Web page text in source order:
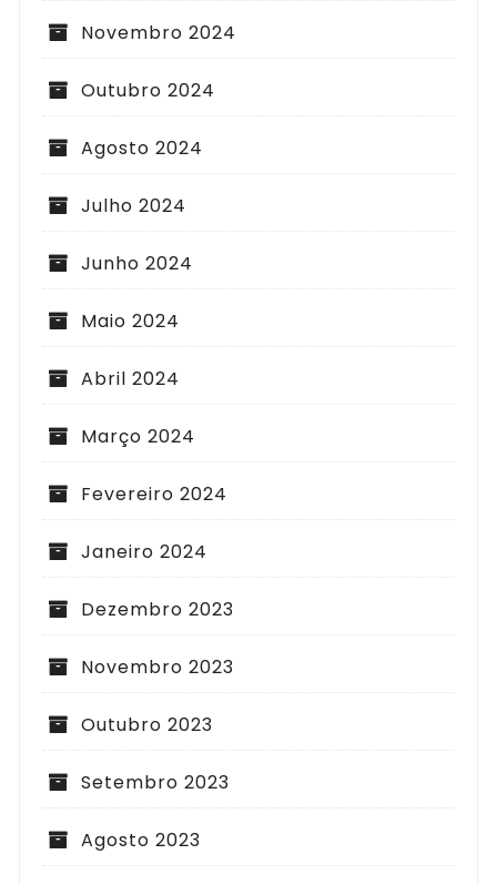
Novembro 2024
Outubro 2024
Agosto 2024
Julho 2024
Junho 2024
Maio 2024
Abril 2024
Março 2024
Fevereiro 2024
Janeiro 2024
Dezembro 2023
Novembro 2023
Outubro 2023
Setembro 2023
Agosto 2023